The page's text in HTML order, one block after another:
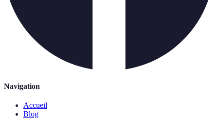
Navigation
Accueil
Blog